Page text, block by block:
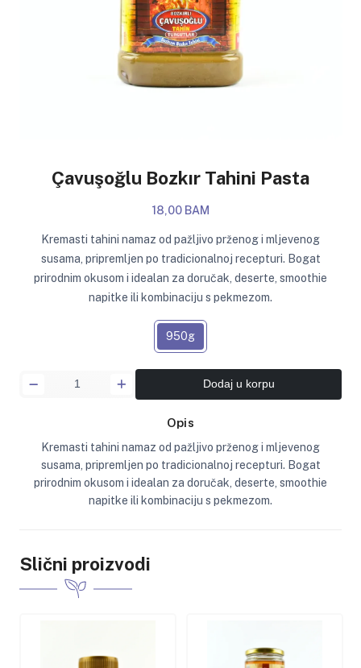
Çavuşoğlu Bozkır Tahini Pasta
18,00 BAM
Kremasti tahini namaz od pažljivo prženog i mljevenog
susama, pripremljen po tradicionalnoj recepturi. Bogat
prirodnim okusom i idealan za doručak, deserte, smoothie
napitke ili kombinaciju s pekmezom.
950g
Dodaj u korpu
Opis
Kremasti tahini namaz od pažljivo prženog i mljevenog
susama, pripremljen po tradicionalnoj recepturi. Bogat
prirodnim okusom i idealan za doručak, deserte, smoothie
napitke ili kombinaciju s pekmezom.
Slični proizvodi